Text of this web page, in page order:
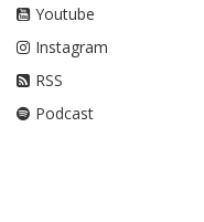
Youtube
Instagram
RSS
Podcast